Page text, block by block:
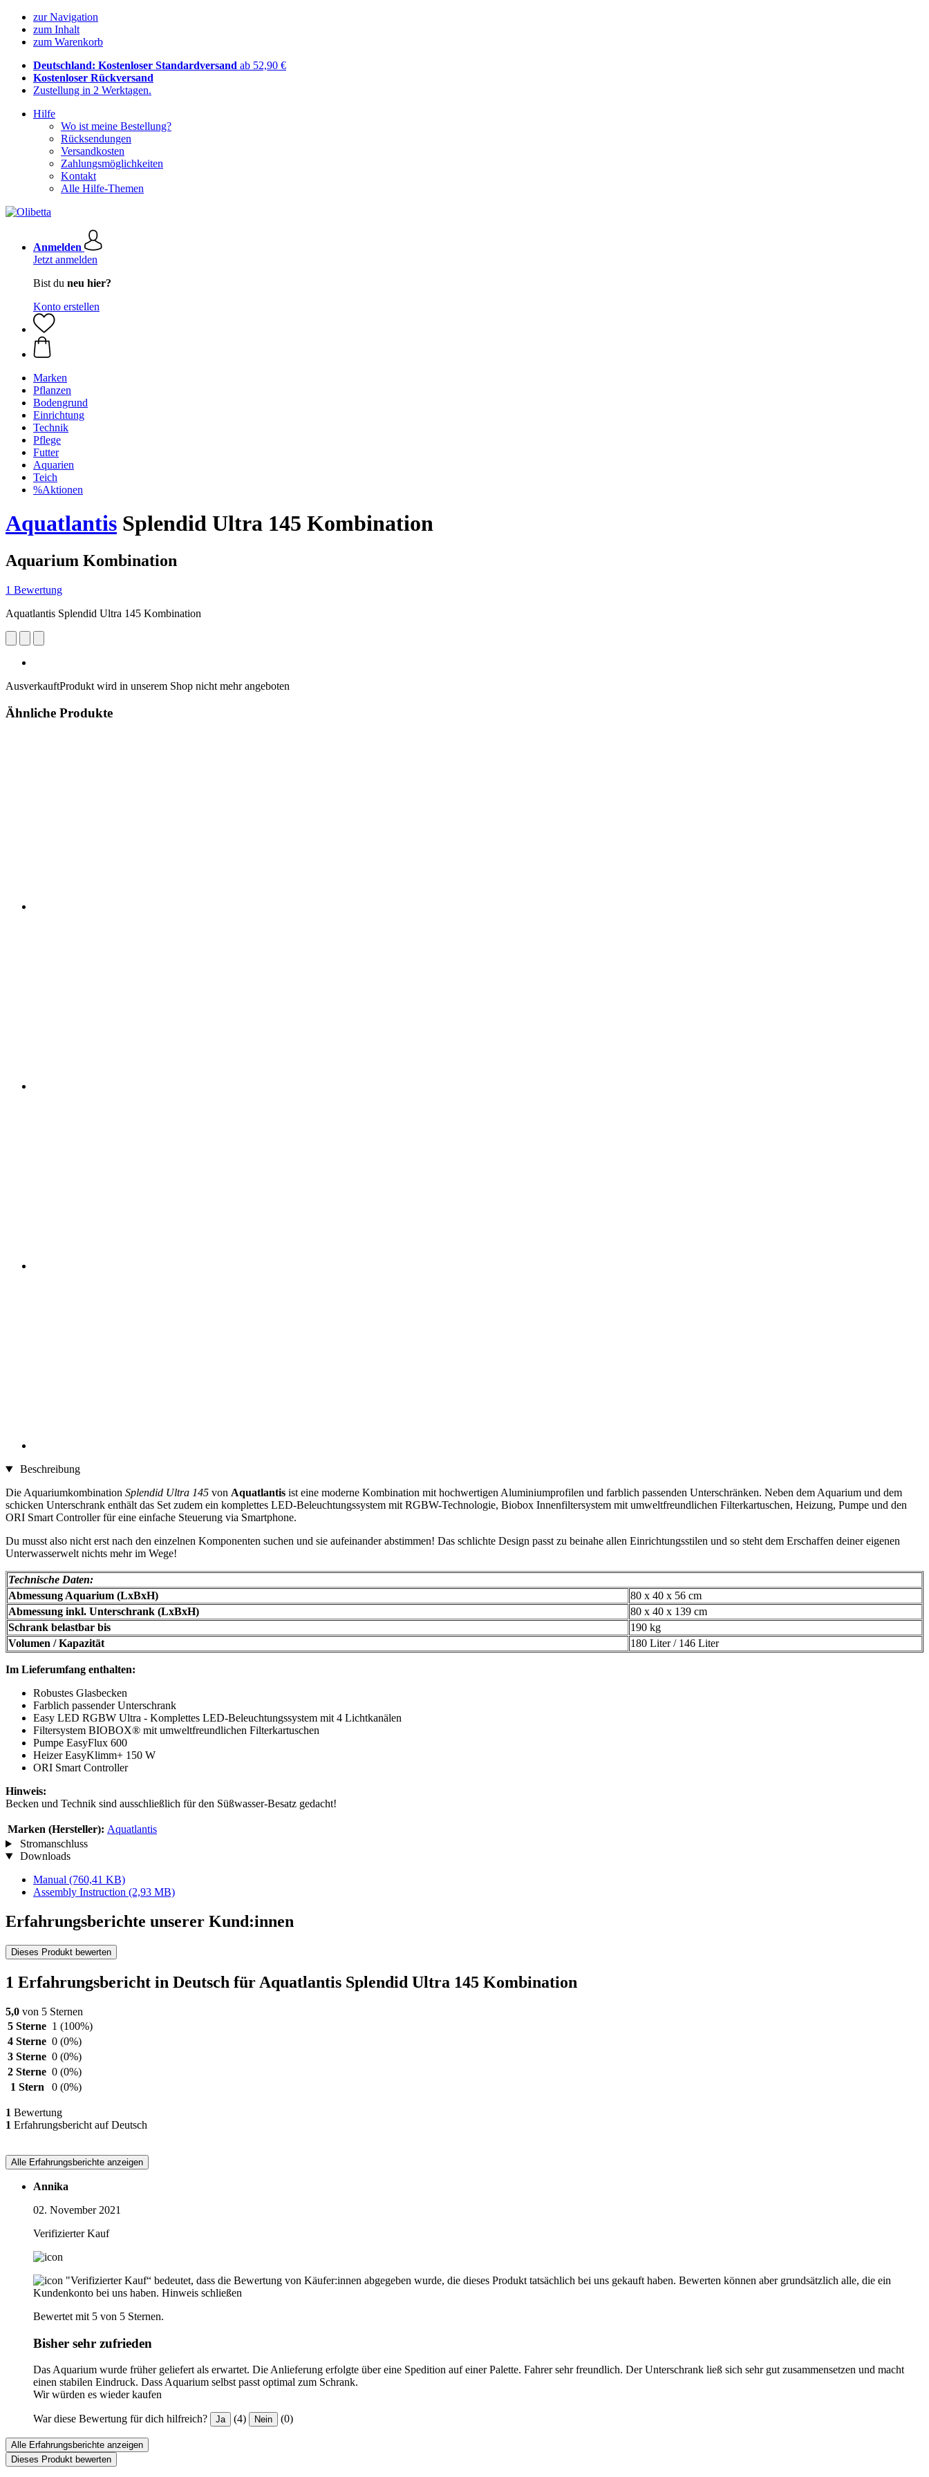
zur Navigation
zum Inhalt
zum Warenkorb
Deutschland: Kostenloser Standardversand ab 52,90 €
Kostenloser Rückversand
Zustellung in 2 Werktagen.
Hilfe
Wo ist meine Bestellung?
Rücksendungen
Versandkosten
Zahlungsmöglichkeiten
Kontakt
Alle Hilfe-Themen
Anmelden
Jetzt anmelden
Bist du neu hier?
Konto erstellen
Marken
Pflanzen
Bodengrund
Einrichtung
Technik
Pflege
Futter
Aquarien
Teich
%Aktionen
Aquatlantis Splendid Ultra 145 Kombination
Aquarium Kombination
1 Bewertung
Aquatlantis Splendid Ultra 145 Kombination
AusverkauftProdukt wird in unserem Shop nicht mehr angeboten
Ähnliche Produkte
Beschreibung
Die Aquariumkombination Splendid Ultra 145 von Aquatlantis ist eine moderne Kombination mit hochwertigen Aluminiumprofilen und farblich passenden Unterschränken. Neben dem Aquarium und dem
schicken Unterschrank enthält das Set zudem ein komplettes LED-Beleuchtungssystem mit RGBW-Technologie, Biobox Innenfiltersystem mit umweltfreundlichen Filterkartuschen, Heizung, Pumpe und den
ORI Smart Controller für eine einfache Steuerung via Smartphone.
Du musst also nicht erst nach den einzelnen Komponenten suchen und sie aufeinander abstimmen! Das schlichte Design passt zu beinahe allen Einrichtungsstilen und so steht dem Erschaffen deiner eigenen
Unterwasserwelt nichts mehr im Wege!
Technische Daten:
Abmessung Aquarium (LxBxH)
80 x 40 x 56 cm
Abmessung inkl. Unterschrank (LxBxH)
80 x 40 x 139 cm
Schrank belastbar bis
190 kg
Volumen / Kapazität
180 Liter / 146 Liter
Im Lieferumfang enthalten:
Robustes Glasbecken
Farblich passender Unterschrank
Easy LED RGBW Ultra - Komplettes LED-Beleuchtungssystem mit 4 Lichtkanälen
Filtersystem BIOBOX® mit umweltfreundlichen Filterkartuschen
Pumpe EasyFlux 600
Heizer EasyKlimm+ 150 W
ORI Smart Controller
Hinweis:
Becken und Technik sind ausschließlich für den Süßwasser-Besatz gedacht!
Marken (Hersteller): Aquatlantis
Stromanschluss
Downloads
Manual (760,41 KB)
Assembly Instruction (2,93 MB)
Erfahrungsberichte unserer Kund:innen
Dieses Produkt bewerten
1 Erfahrungsbericht in Deutsch für Aquatlantis Splendid Ultra 145 Kombination
5,0 von 5 Sternen
5 Sterne 1 (100%)
4 Sterne 0 (0%)
3 Sterne 0 (0%)
2 Sterne 0 (0%)
1 Stern
0 (0%)
1 Bewertung
1 Erfahrungsbericht auf Deutsch
Alle Erfahrungsberichte anzeigen
Annika
02. November 2021
Verifizierter Kauf
"Verifizierter Kauf“ bedeutet, dass die Bewertung von Käufer:innen abgegeben wurde, die dieses Produkt tatsächlich bei uns gekauft haben. Bewerten können aber grundsätzlich alle, die ein
Kundenkonto bei uns haben. Hinweis schließen
Bewertet mit 5 von 5 Sternen.
Bisher sehr zufrieden
Das Aquarium wurde früher geliefert als erwartet. Die Anlieferung erfolgte über eine Spedition auf einer Palette. Fahrer sehr freundlich. Der Unterschrank ließ sich sehr gut zusammensetzen und macht
einen stabilen Eindruck. Dass Aquarium selbst passt optimal zum Schrank.
Wir würden es wieder kaufen
War diese Bewertung für dich hilfreich? Ja (4) Nein (0)
Alle Erfahrungsberichte anzeigen
Dieses Produkt bewerten